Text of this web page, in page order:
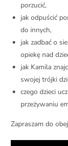
porzucić,
jak odpuścić
do innych,
jak zadbać o
opiekę nad
jak Kamila
swojej trójki
czego dzieci
przeżywaniu
Zapraszam do